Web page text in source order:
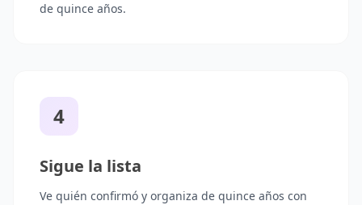
de quince años.
4
Sigue la lista
Ve quién confirmó y organiza de quince años con